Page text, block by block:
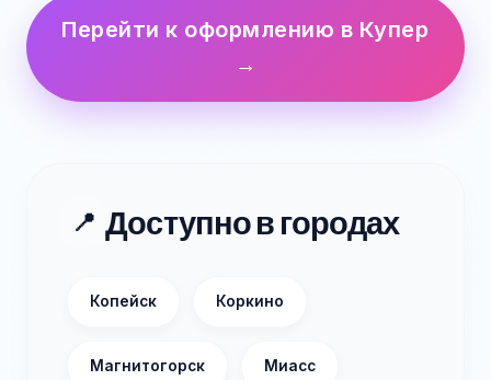
Перейти к оформлению в Купер
→
📍 Доступно в городах
Копейск Коркино
Магнитогорск Миасс